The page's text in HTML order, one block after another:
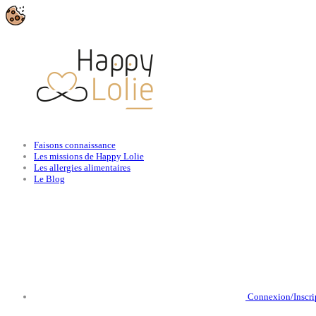
Faisons connaissance
Les missions de Happy Lolie
Les allergies alimentaires
Le Blog
Connexion/